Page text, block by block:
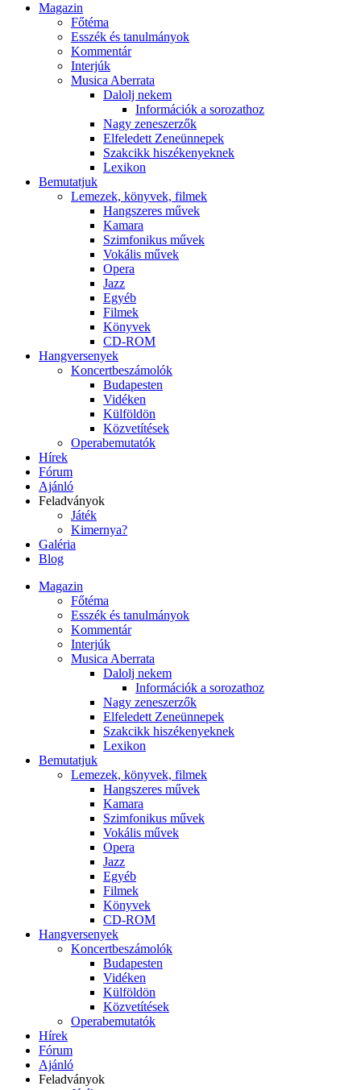
Magazin
Főtéma
Esszék és tanulmányok
Kommentár
Interjúk
Musica Aberrata
Dalolj nekem
Információk a sorozathoz
Nagy zeneszerzők
Elfeledett Zeneünnepek
Szakcikk hiszékenyeknek
Lexikon
Bemutatjuk
Lemezek, könyvek, filmek
Hangszeres művek
Kamara
Szimfonikus művek
Vokális művek
Opera
Jazz
Egyéb
Filmek
Könyvek
CD-ROM
Hangversenyek
Koncertbeszámolók
Budapesten
Vidéken
Külföldön
Közvetítések
Operabemutatók
Hírek
Fórum
Ajánló
Feladványok
Játék
Kimernya?
Galéria
Blog
Magazin
Főtéma
Esszék és tanulmányok
Kommentár
Interjúk
Musica Aberrata
Dalolj nekem
Információk a sorozathoz
Nagy zeneszerzők
Elfeledett Zeneünnepek
Szakcikk hiszékenyeknek
Lexikon
Bemutatjuk
Lemezek, könyvek, filmek
Hangszeres művek
Kamara
Szimfonikus művek
Vokális művek
Opera
Jazz
Egyéb
Filmek
Könyvek
CD-ROM
Hangversenyek
Koncertbeszámolók
Budapesten
Vidéken
Külföldön
Közvetítések
Operabemutatók
Hírek
Fórum
Ajánló
Feladványok